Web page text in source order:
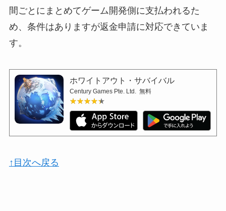
間ごとにまとめてゲーム開発側に支払われるた
め、条件はありますが返金申請に対応できていま
す。
ホワイトアウト・サバイバル
Century Games Pte. Ltd. 無料
★★★★★
★★★★★
↑目次へ戻る